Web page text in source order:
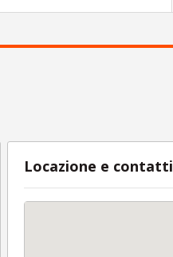
Locazione e contatti